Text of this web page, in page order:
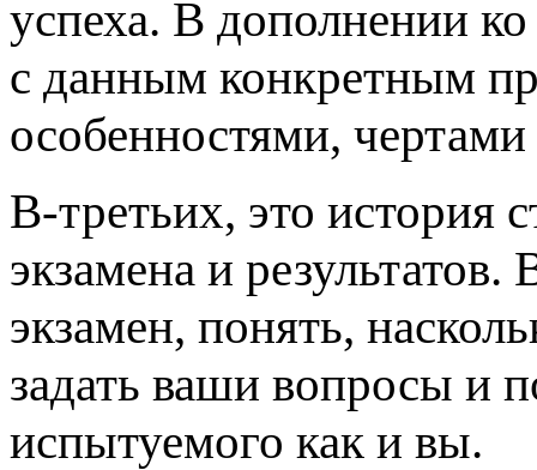
успеха. В дополнении
с данным конкретным
особенностями,
В-третьих, это история
экзамена и
экзамен, понять,
задать ваши вопросы и
испытуемого как и вы.